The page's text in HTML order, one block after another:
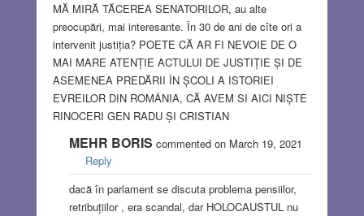
MĂ MIRĂ TĂCEREA SENATORILOR, au alte
preocupări, mai interesante. În 30 de ani de cîte ori a
intervenit justiția? POETE CĂ AR FI NEVOIE DE O
MAI MARE ATENȚIE ACTULUI DE JUSTIȚIE ȘI DE
ASEMENEA PREDĂRII ÎN ȘCOLI A ISTORIEI
EVREILOR DIN ROMÂNIA, CĂ AVEM SI AICI NIȘTE
RINOCERI GEN RADU ȘI CRISTIAN
MEHR BORIS commented on March 19, 2021
Reply
dacă în parlament se discuta problema pensiilor,
retribuțiilor , era scandal, dar HOLOCAUSTUL nu